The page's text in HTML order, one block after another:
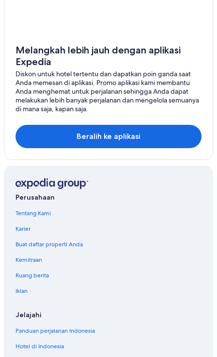
Melangkah lebih jauh dengan aplikasi
Expedia
Diskon untuk hotel tertentu dan dapatkan poin ganda saat
Anda memesan di aplikasi. Promo aplikasi kami membantu
Anda menghemat untuk perjalanan sehingga Anda dapat
melakukan lebih banyak perjalanan dan mengelola semuanya
di mana saja, kapan saja.
Beralih ke aplikasi
Perusahaan
Tentang Kami
Karier
Buat daftar properti Anda
Kemitraan
Ruang berita
Iklan
Jelajahi
Panduan perjalanan Indonesia
Hotel di Indonesia